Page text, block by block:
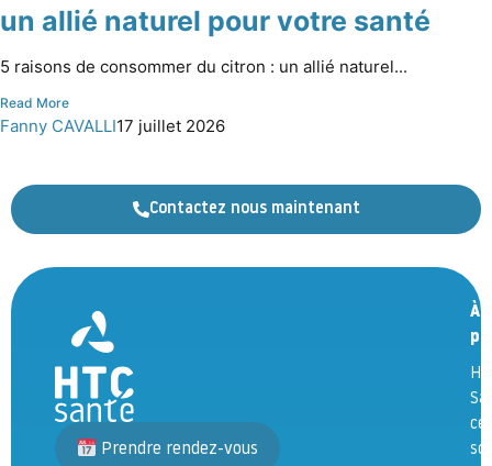
un allié naturel pour votre santé
5 raisons de consommer du citron : un allié naturel...
Read More
Fanny CAVALLI17 juillet 2026
Contactez nous maintenant
Prendre rendez-vous
À
ce